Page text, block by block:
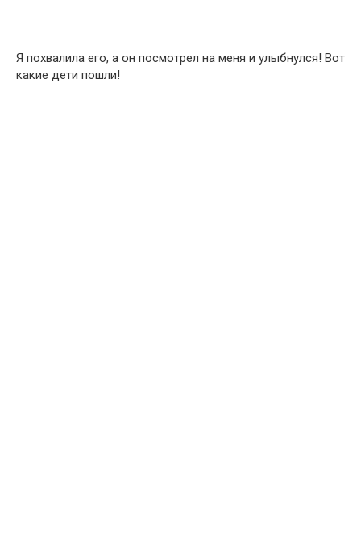
Я похвалила его, а он посмотрел на меня и улыбнулся! Вот
какие дети пошли!